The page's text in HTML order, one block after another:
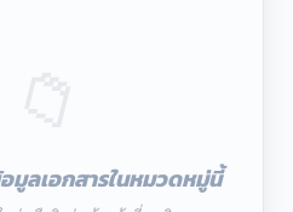
ลเอกสารในหมวดหมู่นี้